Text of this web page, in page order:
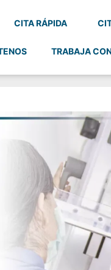
CITA RÁPIDA
TRABAJA